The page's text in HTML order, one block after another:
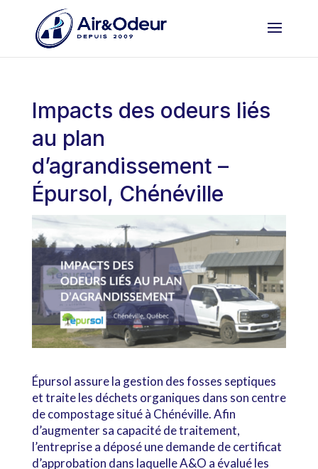
Impacts des odeurs liés
au plan
d’agrandissement –
Épursol, Chénéville
Épursol assure la gestion des fosses septiques
et traite les déchets organiques dans son centre
de compostage situé à Chénéville. Afin
d’augmenter sa capacité de traitement,
l’entreprise a déposé une demande de certificat
d’approbation dans laquelle A&O a évalué les